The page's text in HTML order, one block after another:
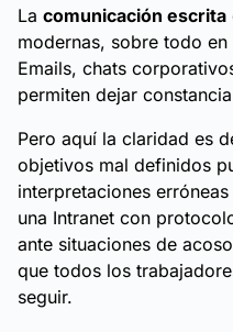
La comunicación escrita
modernas, sobre todo
Emails, chats
permiten dejar
Pero aquí la claridad es
objetivos mal definidos
interpretaciones
una Intranet con
ante situaciones de
que todos los
seguir.